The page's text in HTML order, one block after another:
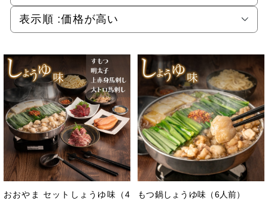
表示順 :価格が高い
おおやま セットしょうゆ味（4
もつ鍋しょうゆ味（6人前）